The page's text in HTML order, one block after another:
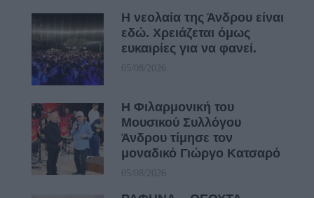
Η νεολαία της Άνδρου είναι
εδώ. Χρειάζεται όμως
ευκαιρίες για να φανεί.
05/08/2026
Η Φιλαρμονική του
Μουσικού Συλλόγου
Άνδρου τίμησε τον
μοναδικό Γιώργο Κατσαρό
05/08/2026